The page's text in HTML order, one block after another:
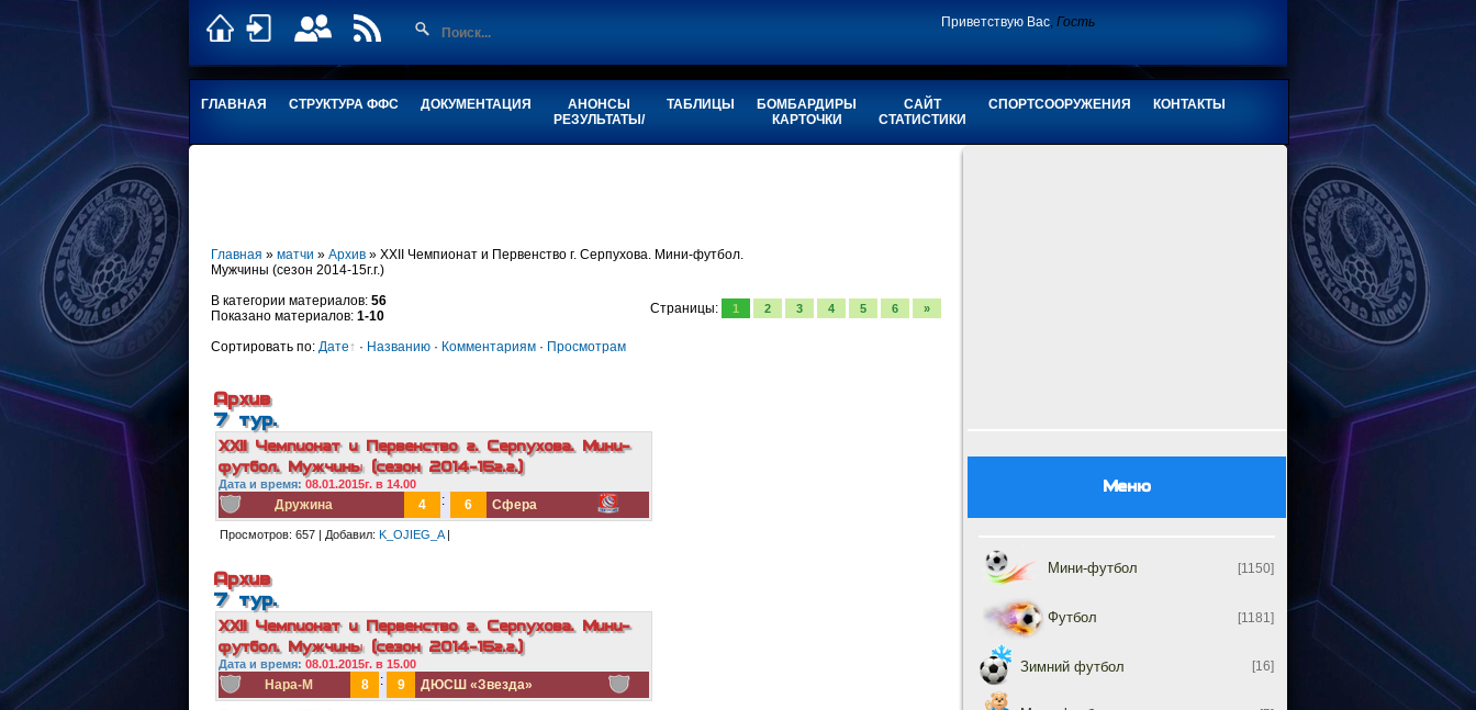
Приветствую Вас,Гость
ГЛАВНАЯ СТРУКТУРА ФФС ДОКУМЕНТАЦИЯ
АНОНСЫ
РЕЗУЛЬТАТЫ/
ТАБЛИЦЫ
БОМБАРДИРЫ
КАРТОЧКИ
САЙТ
СТАТИСТИКИ
СПОРТСООРУЖЕНИЯ КОНТАКТЫ
Главная » матчи » Архив » XXII Чемпионат и Первенство г. Серпухова. Мини-футбол.
Мужчины (сезон 2014-15г.г.)
В категории материалов: 56
Показано материалов: 1-10 Страницы: 1 2 3 4 5 6 »
Сортировать по: Дате · Названию · Комментариям · Просмотрам
Архив
7 тур.
XXII Чемпионат и Первенство г. Серпухова. Мини-
футбол. Мужчины (сезон 2014-15г.г.)
Дата и время: 08.01.2015г. в 14.00
Дружина 4 : 6 Сфера
Просмотров: 657 | Добавил: K_OJIEG_A|
Архив
7 тур.
XXII Чемпионат и Первенство г. Серпухова. Мини-
футбол. Мужчины (сезон 2014-15г.г.)
Дата и время: 08.01.2015г. в 15.00
Нара-М 8 : 9 ДЮСШ «Звезда»
Меню
Мини-футбол [1150]
Футбол [1181]
Зимний футбол [16]